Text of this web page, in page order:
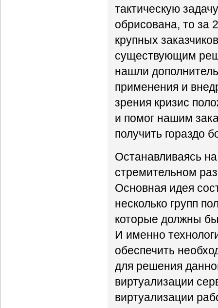
тактическую
обрисована, то за
крупных
существующим
нашли
применения и
зрения кризис
и помог нашим
получить гораздо
Останавливаясь
стремительном
Основная идея
несколько групп
которые должны
И именно
обеспечить
для решения
виртуализации
виртуализации